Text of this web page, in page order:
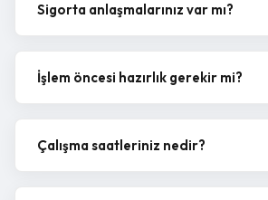
Sigorta anlaşmalarınız var mı?
İşlem öncesi hazırlık gerekir mi?
Çalışma saatleriniz nedir?